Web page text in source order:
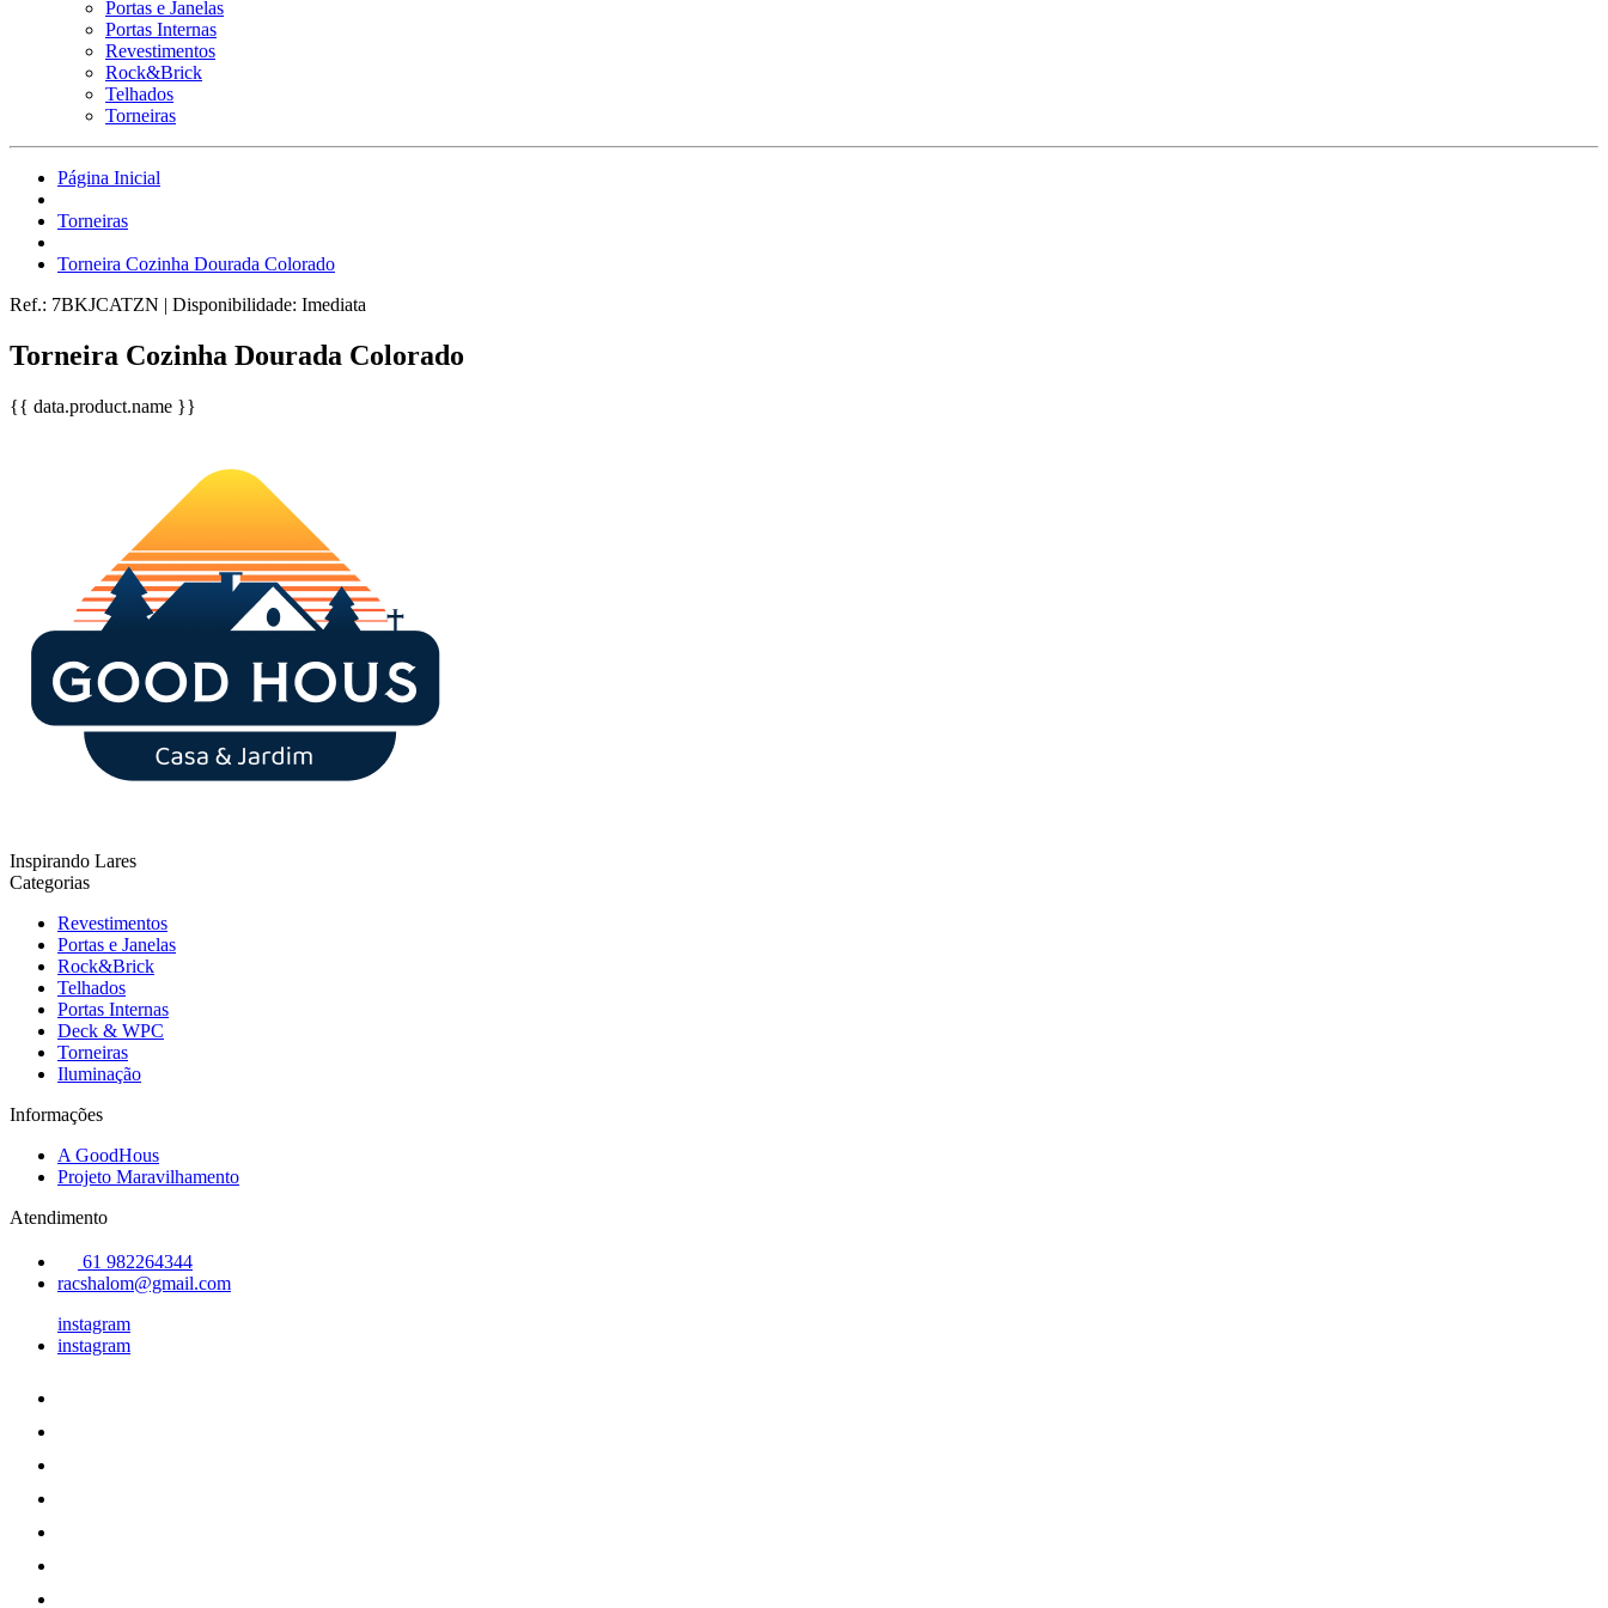
Portas e Janelas
Portas Internas
Revestimentos
Rock&Brick
Telhados
Torneiras
Página Inicial
Torneiras
Torneira Cozinha Dourada Colorado
Ref.: 7BKJCATZN | Disponibilidade: Imediata
Torneira Cozinha Dourada Colorado
{{ data.product.name }}
Inspirando Lares
Categorias
Revestimentos
Portas e Janelas
Rock&Brick
Telhados
Portas Internas
Deck & WPC
Torneiras
Iluminação
Informações
A GoodHous
Projeto Maravilhamento
Atendimento
61 982264344
racshalom@gmail.com
instagram
instagram